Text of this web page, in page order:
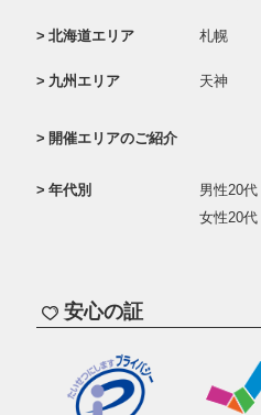
北海道エリア 札幌
九州エリア 天神
開催エリアのご紹介
年代別 男性20代
女性20代
安心の証